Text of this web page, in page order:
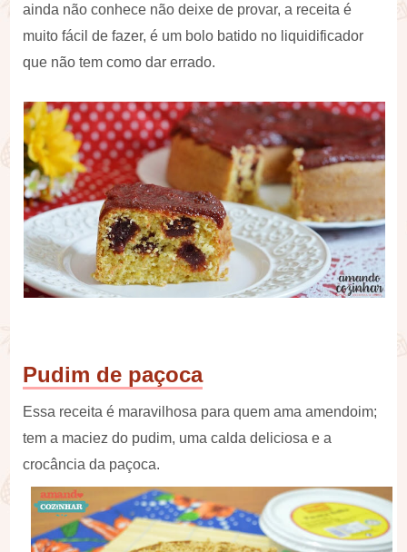
ainda não conhece não deixe de provar, a receita é
muito fácil de fazer, é um bolo batido no liquidificador
que não tem como dar errado.
Pudim de paçoca
Essa receita é maravilhosa para quem ama amendoim;
tem a maciez do pudim, uma calda deliciosa e a
crocância da paçoca.